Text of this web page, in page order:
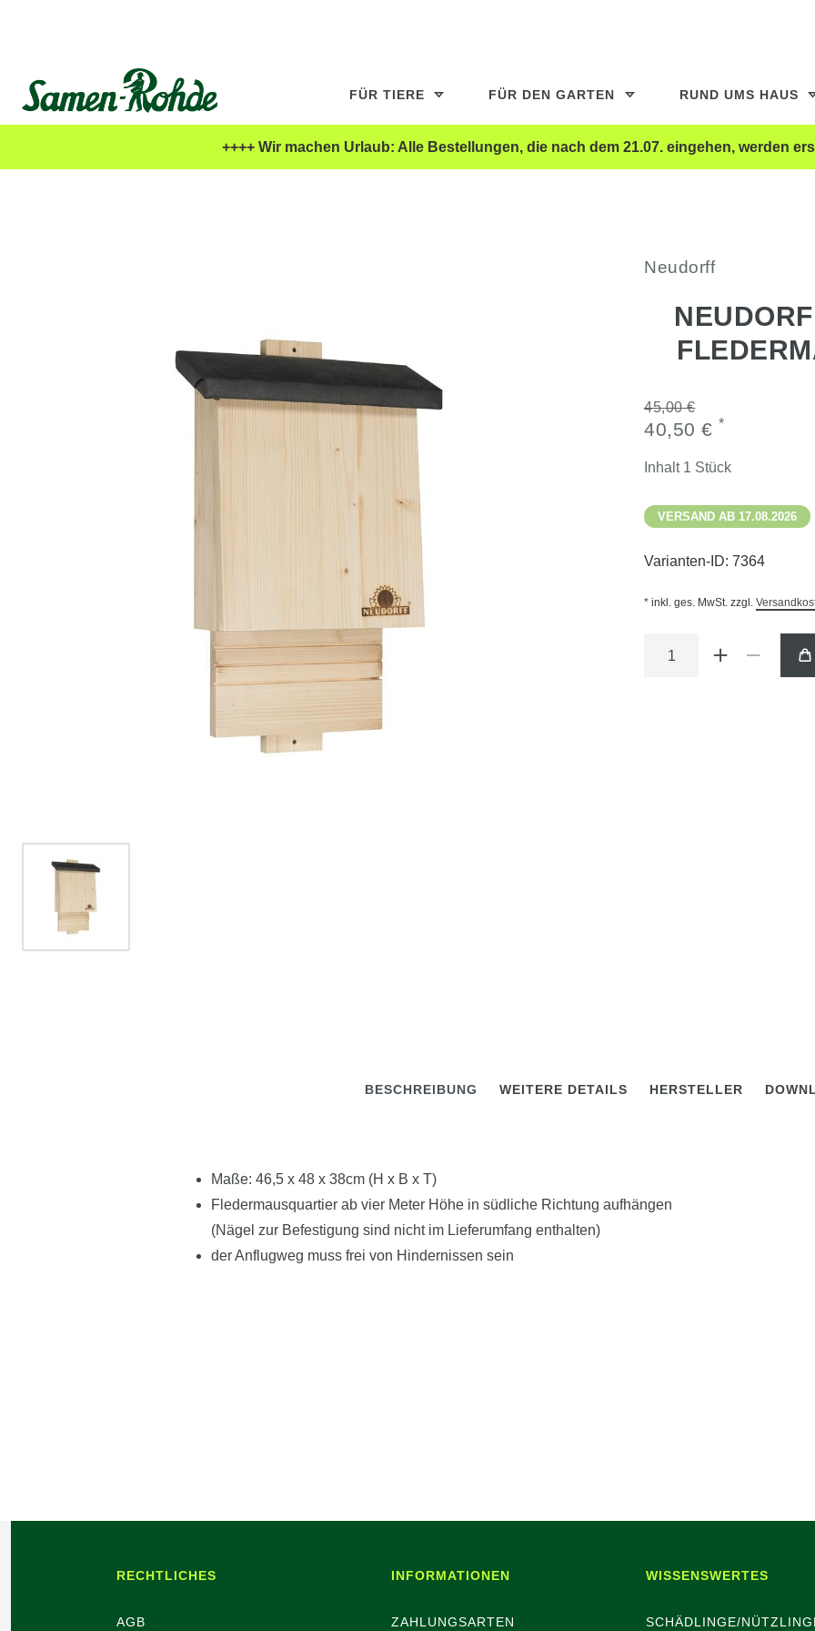
FÜR TIERE FÜR DEN GARTEN RUND UMS HAUS
++++ Wir machen Urlaub: Alle Bestellungen, die nach dem 21.07. eingehen, werden
Neudorff
45,00 €
40,50 € *
Inhalt 1 Stück
VERSAND AB 17.08.2026
Varianten-ID: 7364
* inkl. ges. MwSt. zzgl.
BESCHREIBUNG WEITERE DETAILS HERSTELLER
Maße: 46,5 x 48 x 38cm (H x B x T)
Fledermausquartier ab vier Meter Höhe in südliche Richtung aufhängen
(Nägel zur Befestigung sind nicht im Lieferumfang enthalten)
der Anflugweg muss frei von Hindernissen sein
RECHTLICHES
AGB
INFORMATIONEN
ZAHLUNGSARTEN
WISSENSWERTES
SCHÄDLINGE/